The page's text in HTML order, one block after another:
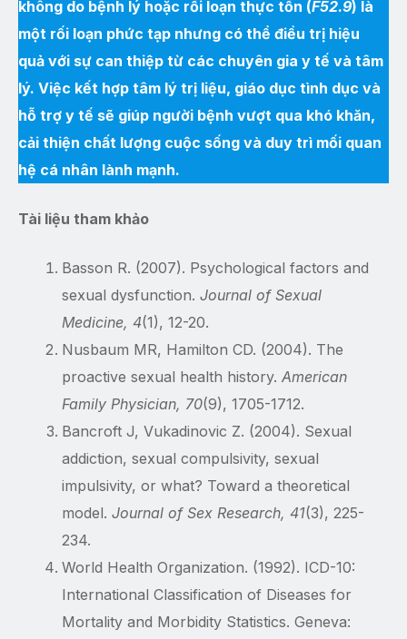
không do bệnh lý hoặc rối loạn thực tổn (F52.9) là
một rối loạn phức tạp nhưng có thể điều trị hiệu
quả với sự can thiệp từ các chuyên gia y tế và tâm
lý. Việc kết hợp tâm lý trị liệu, giáo dục tình dục và
hỗ trợ y tế sẽ giúp người bệnh vượt qua khó khăn,
cải thiện chất lượng cuộc sống và duy trì mối quan
hệ cá nhân lành mạnh.
Tài liệu tham khảo
Basson R. (2007). Psychological factors and
sexual dysfunction. Journal of Sexual
Medicine, 4(1), 12-20.
Nusbaum MR, Hamilton CD. (2004). The
proactive sexual health history. American
Family Physician, 70(9), 1705-1712.
Bancroft J, Vukadinovic Z. (2004). Sexual
addiction, sexual compulsivity, sexual
impulsivity, or what? Toward a theoretical
model. Journal of Sex Research, 41(3), 225-
234.
World Health Organization. (1992). ICD-10:
International Classification of Diseases for
Mortality and Morbidity Statistics. Geneva: